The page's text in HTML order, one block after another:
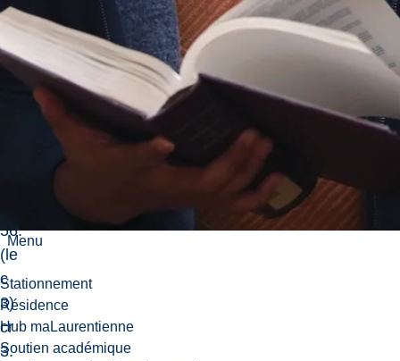
Menu
Stationnement
Résidence
Hub maLaurentienne
Soutien académique
47
d
56.
(le
c
3)
cr
3.